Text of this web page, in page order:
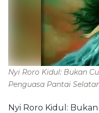
Nyi Roro Kidul: Bukan
Penguasa Pantai
Nyi Roro Kidul: